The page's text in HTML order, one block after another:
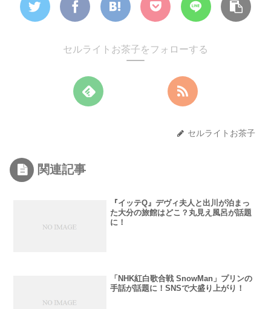
セルライトお茶子をフォローする
セルライトお茶子
関連記事
『イッテQ』デヴィ夫人と出川が泊まっ
た大分の旅館はどこ？丸見え風呂が話題
に！
「NHK紅白歌合戦 SnowMan」プリンの
手話が話題に！SNSで大盛り上がり！